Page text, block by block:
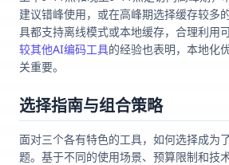
建议错峰使用，或在高峰期选择缓存较多
具都支持离线模式或本地缓存，合理利用
较其他AI编码工具的经验也表明，本地化
关重要。
选择指南与组合策略
面对三个各有特色的工具，如何选择成为
题。基于不同的使用场景、预算限制和技